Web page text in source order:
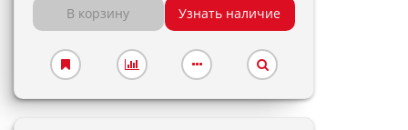
В корзину Узнать наличие